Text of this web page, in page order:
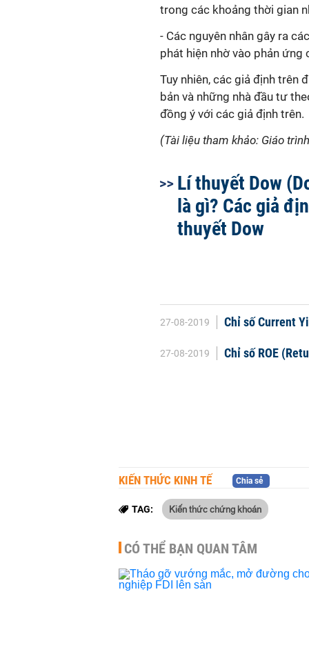
trong các khoảng thời gian
- Các nguyên nhân gây ra
phát hiện nhờ vào phản ứng
Tuy nhiên, các giả định trên
bản và những nhà đầu tư
đồng ý với các giả định trên.
(Tài liệu tham khảo: Giáo
Lí thuyết Dow
là gì? Các giả
thuyết Dow
27-08-2019 Chỉ số Current
27-08-2019 Chỉ số ROE
KIẾN THỨC KINH TẾ Chia sẻ
TAG: Kiến thức chứng khoán
CÓ THỂ BẠN QUAN TÂM